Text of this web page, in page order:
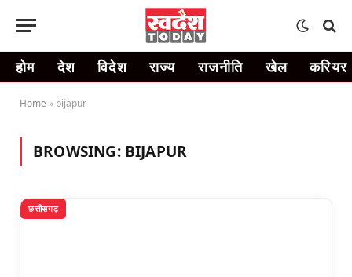
होम देश विदेश राज्य राजनीति खेल करियर
Home » bijapur
BROWSING: BIJAPUR
छत्तीसगढ़